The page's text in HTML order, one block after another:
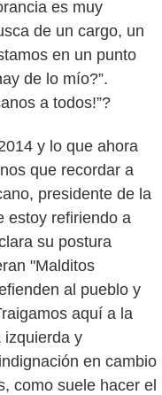
es muy
de un cargo, un
en un punto
de lo mío?”.
a todos!”?
y lo que ahora
que recordar a
presidente de la
estoy refiriendo a
su postura
"Malditos
al pueblo y
aquí a la
izquierda y
en cambio
como suele hacer el